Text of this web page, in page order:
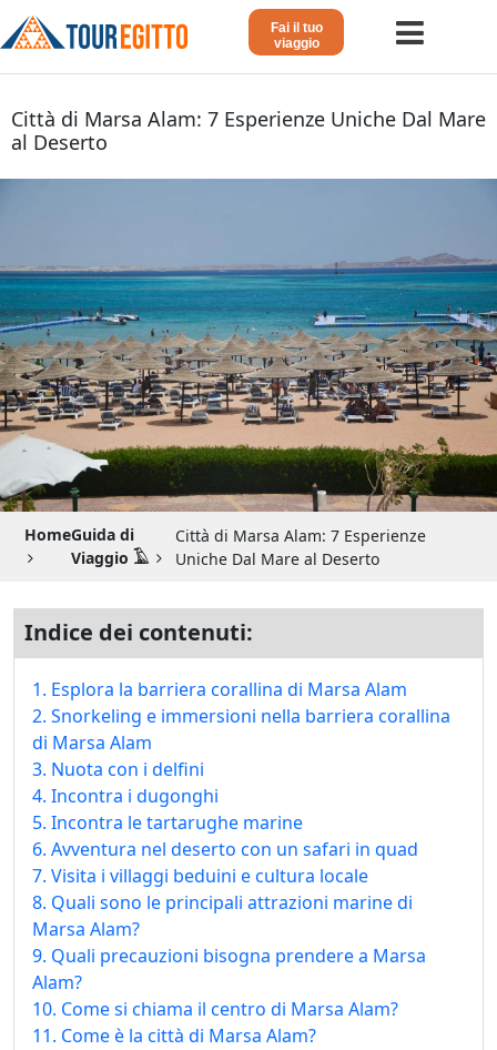
Fai il tuo
viaggio
Viaggio in Egitto
Dahabeya Lusso
Agosto in Egitto
Tour Giordania
Altri
Blog 𓁐
Guida di Viaggio 𓉔
Guida di Viaggio Giordania
Città di Marsa Alam: 7 Esperienze Uniche Dal Mare
al Deserto
HomeGuida di
Viaggio 𓄿
Città di Marsa Alam: 7 Esperienze
Uniche Dal Mare al Deserto
Indice dei contenuti:
1. Esplora la barriera corallina di Marsa Alam
2. Snorkeling e immersioni nella barriera corallina
di Marsa Alam
3. Nuota con i delfini
4. Incontra i dugonghi
5. Incontra le tartarughe marine
6. Avventura nel deserto con un safari in quad
7. Visita i villaggi beduini e cultura locale
8. Quali sono le principali attrazioni marine di
Marsa Alam?
9. Quali precauzioni bisogna prendere a Marsa
Alam?
10. Come si chiama il centro di Marsa Alam?
11. Come è la città di Marsa Alam?